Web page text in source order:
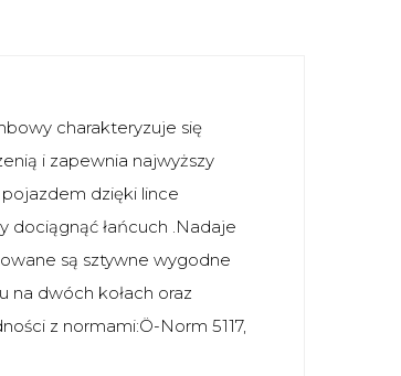
charakteryzuje się
i zapewnia najwyższy
dzięki lince
łańcuch .Nadaje
są sztywne wygodne
na dwóch kołach oraz
z normami:Ö-Norm 5117,